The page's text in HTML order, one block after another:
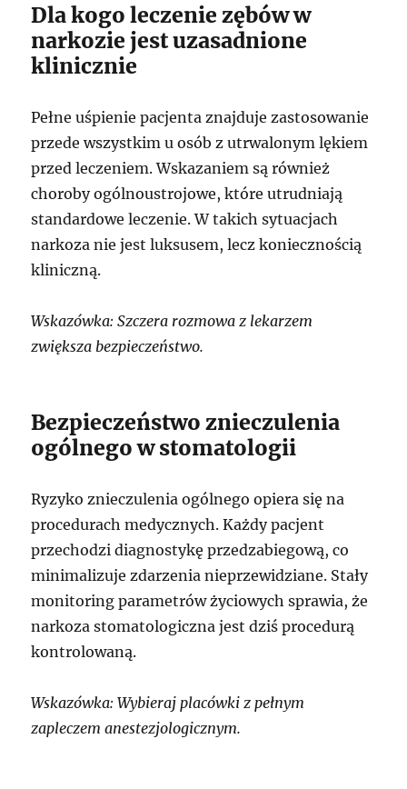
Dla kogo leczenie zębów w
narkozie jest uzasadnione
klinicznie
Pełne uśpienie pacjenta znajduje zastosowanie
przede wszystkim u osób z utrwalonym lękiem
przed leczeniem. Wskazaniem są również
choroby ogólnoustrojowe, które utrudniają
standardowe leczenie. W takich sytuacjach
narkoza nie jest luksusem, lecz koniecznością
kliniczną.
Wskazówka: Szczera rozmowa z lekarzem
zwiększa bezpieczeństwo.
Bezpieczeństwo znieczulenia
ogólnego w stomatologii
Ryzyko znieczulenia ogólnego opiera się na
procedurach medycznych. Każdy pacjent
przechodzi diagnostykę przedzabiegową, co
minimalizuje zdarzenia nieprzewidziane. Stały
monitoring parametrów życiowych sprawia, że
narkoza stomatologiczna jest dziś procedurą
kontrolowaną.
Wskazówka: Wybieraj placówki z pełnym
zapleczem anestezjologicznym.